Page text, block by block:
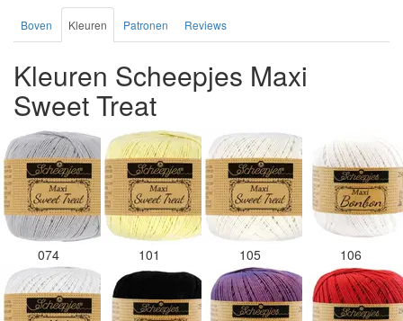
Boven Kleuren Patronen Reviews
Kleuren Scheepjes Maxi
Sweet Treat
074 101 105 106